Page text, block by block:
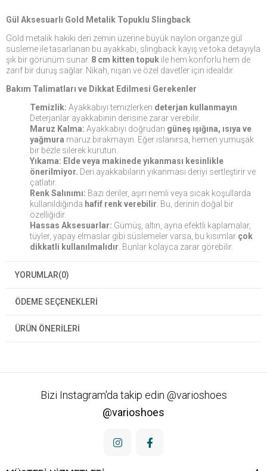
Gül Aksesuarlı Gold Metalik Topuklu Slingback
Gold metalik hakiki deri zemin üzerine büyük naylon organze gül
süsleme ile tasarlanan bu ayakkabı, slingback kayış ve toka detayıyla
şık bir görünüm sunar. 8 cm kitten topuk ile hem konforlu hem de
zarif bir duruş sağlar. Nikah, nişan ve özel davetler için idealdir.
Bakım Talimatları ve Dikkat Edilmesi Gerekenler
Temizlik: Ayakkabıyı temizlerken deterjan kullanmayın
Deterjanlar ayakkabının derisine zarar verebilir.
Maruz Kalma: Ayakkabıyı doğrudan güneş ışığına, ısıya ve
yağmura maruz bırakmayın. Eğer ıslanırsa, hemen yumuşak
bir bezle silerek kurutun.
Yıkama: Elde veya makinede yıkanması kesinlikle
önerilmiyor. Deri ayakkabıların yıkanması deriyi sertleştirir ve
çatlatır.
Renk Salınımı: Bazı deriler, aşırı nemli veya sıcak koşullarda
kullanıldığında hafif renk verebilir . Bu, derinin doğal bir
özelliğidir.
Hassas Aksesuarlar: Gümüş, altın, ayna efektli kaplamalar,
tüyler, yapay elmaslar gibi süslemeler varsa, bu kısımlar çok
dikkatli kullanılmalıdır . Bunlar kolayca zarar görebilir.
YORUMLAR(0)
ÖDEME SEÇENEKLERI
ÜRÜN ÖNERILERI
Bizi Instagram'da takip edin @varioshoes
@varioshoes